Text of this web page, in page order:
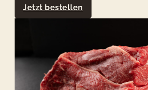
Jetzt bestellen